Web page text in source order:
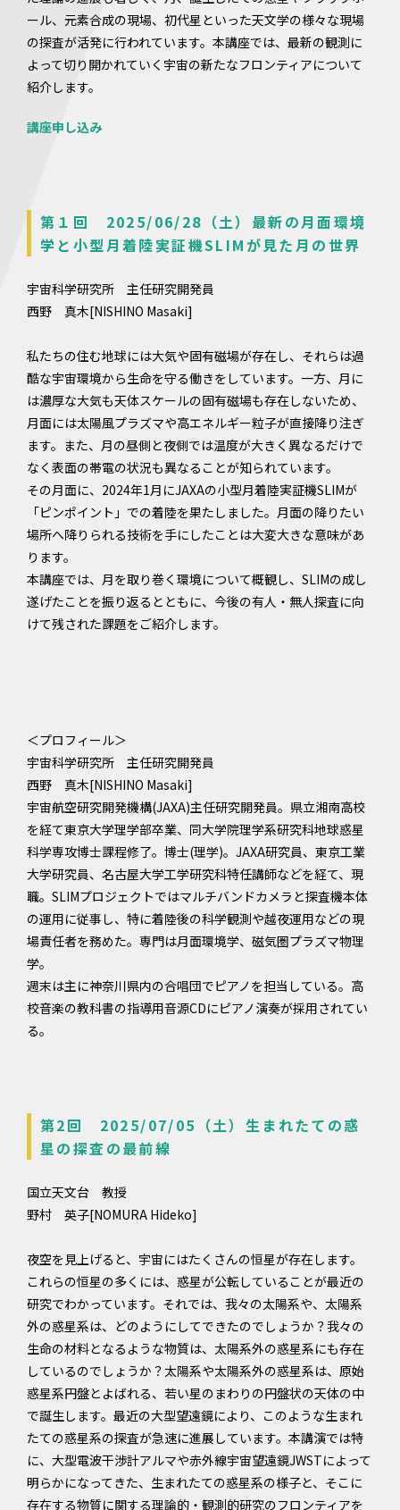
ール、元素合成の現場、初代星といった天文学の様々な現場
の探査が活発に行われています。本講座では、最新の観測に
よって切り開かれていく宇宙の新たなフロンティアについて
紹介します。
講座申し込み
第１回 2025/06/28（土）最新の月面環境
学と小型月着陸実証機SLIMが見た月の世界
宇宙科学研究所 主任研究開発員
西野 真木[NISHINO Masaki]
私たちの住む地球には大気や固有磁場が存在し、それらは過
酷な宇宙環境から生命を守る働きをしています。一方、月に
は濃厚な大気も天体スケールの固有磁場も存在しないため、
月面には太陽風プラズマや高エネルギー粒子が直接降り注ぎ
ます。また、月の昼側と夜側では温度が大きく異なるだけで
なく表面の帯電の状況も異なることが知られています。
その月面に、2024年1月にJAXAの小型月着陸実証機SLIMが
「ピンポイント」での着陸を果たしました。月面の降りたい
場所へ降りられる技術を手にしたことは大変大きな意味があ
ります。
本講座では、月を取り巻く環境について概観し、SLIMの成し
遂げたことを振り返るとともに、今後の有人・無人探査に向
けて残された課題をご紹介します。
＜プロフィール＞
宇宙科学研究所 主任研究開発員
西野 真木[NISHINO Masaki]
宇宙航空研究開発機構(JAXA)主任研究開発員。県立湘南高校
を経て東京大学理学部卒業、同大学院理学系研究科地球惑星
科学専攻博士課程修了。博士(理学)。JAXA研究員、東京工業
大学研究員、名古屋大学工学研究科特任講師などを経て、現
職。SLIMプロジェクトではマルチバンドカメラと探査機本体
の運用に従事し、特に着陸後の科学観測や越夜運用などの現
場責任者を務めた。専門は月面環境学、磁気圏プラズマ物理
学。
週末は主に神奈川県内の合唱団でピアノを担当している。高
校音楽の教科書の指導用音源CDにピアノ演奏が採用されてい
る。
第2回 2025/07/05（土）生まれたての惑
星の探査の最前線
国立天文台 教授
野村 英子[NOMURA Hideko]
夜空を見上げると、宇宙にはたくさんの恒星が存在します。
これらの恒星の多くには、惑星が公転していることが最近の
研究でわかっています。それでは、我々の太陽系や、太陽系
外の惑星系は、どのようにしてできたのでしょうか？我々の
生命の材料となるような物質は、太陽系外の惑星系にも存在
しているのでしょうか？太陽系や太陽系外の惑星系は、原始
惑星系円盤とよばれる、若い星のまわりの円盤状の天体の中
で誕生します。最近の大型望遠鏡により、このような生まれ
たての惑星系の探査が急速に進展しています。本講演では特
に、大型電波干渉計アルマや赤外線宇宙望遠鏡JWSTによって
明らかになってきた、生まれたての惑星系の様子と、そこに
存在する物質に関する理論的・観測的研究のフロンティアを